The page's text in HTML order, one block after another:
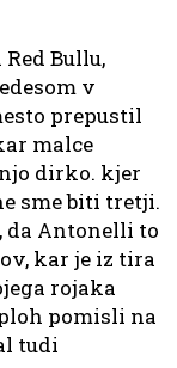
Bullu,
v
prepustil
malce
dirko. kjer
sme biti tretji.
da Antonelli to
kar je iz tira
rojaka
pomisli na
tudi